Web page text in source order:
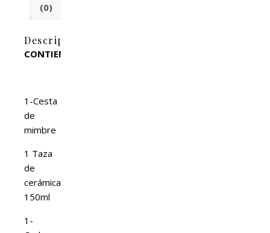
(0)
Descripción
CONTIENE:
1-Cesta
de
mimbre
1 Taza
de
cerámica
150ml
1-